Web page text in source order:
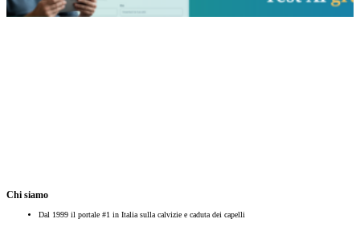
Chi siamo
Dal 1999 il portale #1 in Italia sulla calvizie e caduta dei capelli